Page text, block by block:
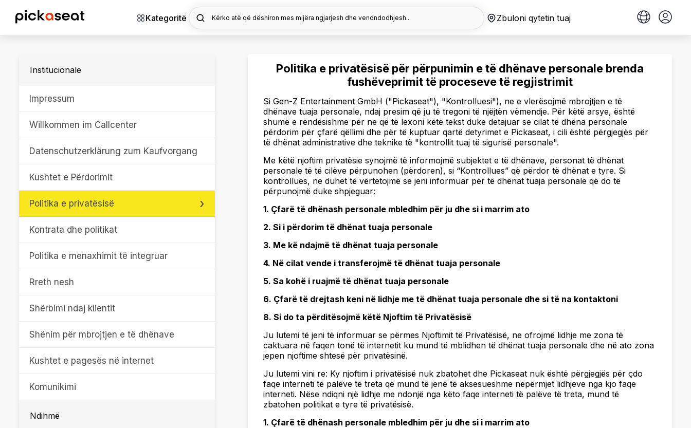
Kategoritë Kërko atë që dëshiron mes mijëra ngjarjesh dhe vendndodhjesh... Zbuloni qytetin tuaj
Institucionale
Impressum
Willkommen im Callcenter
Datenschutzerklärung zum Kaufvorgang
Kushtet e Përdorimit
Politika e privatësisë
Kontrata dhe politikat
Politika e menaxhimit të integruar
Rreth nesh
Shërbimi ndaj klientit
Shënim për mbrojtjen e të dhënave
Kushtet e pagesës në internet
Komunikimi
Ndihmë
Politika e privatësisë për përpunimin e të dhënave personale brenda
fushëveprimit të proceseve të regjistrimit
Si Gen-Z Entertainment GmbH ("Pickaseat"), "Kontrolluesi"), ne e vlerësojmë mbrojtjen e të
dhënave tuaja personale, ndaj presim që ju të tregoni të njëjtën vëmendje. Për këtë arsye, është
shumë e rëndësishme për ne që të lexoni këtë tekst duke detajuar se cilat të dhëna personale
përdorim për çfarë qëllimi dhe për të kuptuar qartë detyrimet e Pickaseat, i cili është përgjegjës për
të dhënat administrative dhe teknike të "kontrollit tuaj të sigurisë personale".
Me këtë njoftim privatësie synojmë të informojmë subjektet e të dhënave, personat të dhënat
personale të të cilëve përpunohen (përdoren), si “Kontrollues” që përdor të dhënat e tyre. Si
kontrollues, ne duhet të vërtetojmë se jeni informuar për të dhënat tuaja personale që do të
përpunojmë duke shpjeguar:
1. Çfarë të dhënash personale mbledhim për ju dhe si i marrim ato
2. Si i përdorim të dhënat tuaja personale
3. Me kë ndajmë të dhënat tuaja personale
4. Në cilat vende i transferojmë të dhënat tuaja personale
5. Sa kohë i ruajmë të dhënat tuaja personale
6. Çfarë të drejtash keni në lidhje me të dhënat tuaja personale dhe si të na kontaktoni
8. Si do ta përditësojmë këtë Njoftim të Privatësisë
Ju lutemi të jeni të informuar se përmes Njoftimit të Privatësisë, ne ofrojmë lidhje me zona të
caktuara në faqen tonë të internetit ku mund të mblidhen të dhënat tuaja personale dhe në ato zona
jepen njoftime shtesë për privatësinë.
Ju lutemi vini re: Ky njoftim i privatësisë nuk zbatohet dhe Pickaseat nuk është përgjegjës për çdo
faqe interneti të palëve të treta që mund të jenë të aksesueshme nëpërmjet lidhjeve nga kjo faqe
interneti. Nëse ndiqni një lidhje me ndonjë nga këto faqe interneti të palëve të treta, mund të
zbatohen politikat e tyre të privatësisë.
1. Çfarë të dhënash personale mbledhim për ju dhe si i marrim ato